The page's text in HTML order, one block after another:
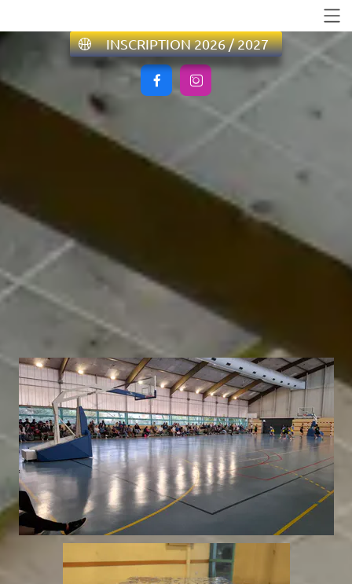
INSCRIPTION 2026 / 2027
 